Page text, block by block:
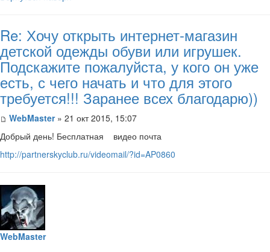
Re: Хочу открыть интернет-магазин
детской одежды обуви или игрушек.
Подскажите пожалуйста, у кого он уже
есть, с чего начать и что для этого
требуется!!! Заранее всех благодарю))
WebMaster» 21 окт 2015, 15:07
Добрый день! Бесплатная видео почта
http://partnerskyclub.ru/videomail/?id=AP0860
WebMaster